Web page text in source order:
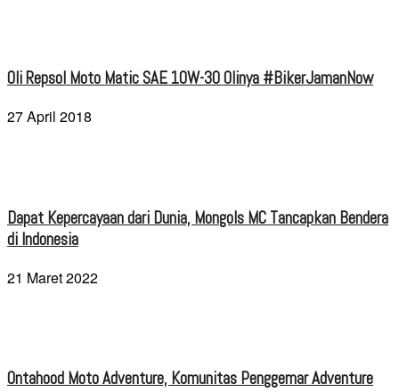
Oli Repsol Moto Matic SAE 10W-30 Olinya #BikerJamanNow
27 April 2018
Dapat Kepercayaan dari Dunia, Mongols MC Tancapkan Bendera
di Indonesia
21 Maret 2022
Ontahood Moto Adventure, Komunitas Penggemar Adventure